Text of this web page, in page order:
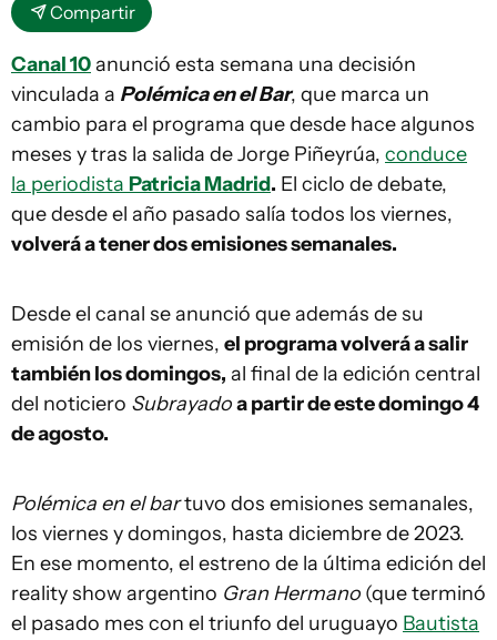
Compartir
Canal 10anunció esta semana una decisión
vinculada a Polémica en el Bar, que marca un
cambio para el programa que desde hace algunos
meses y tras la salida de Jorge Piñeyrúa, conduce
la periodista Patricia Madrid. El ciclo de debate,
que desde el año pasado salía todos los viernes,
volverá a tener dos emisiones semanales.
Desde el canal se anunció que además de su
emisión de los viernes, el programa volverá a salir
también los domingos, al final de la edición central
del noticiero Subrayadoa partir de este domingo 4
de agosto.
Polémica en el bartuvo dos emisiones semanales,
los viernes y domingos, hasta diciembre de 2023.
En ese momento, el estreno de la última edición del
reality show argentino Gran Hermano (que terminó
el pasado mes con el triunfo del uruguayo Bautista